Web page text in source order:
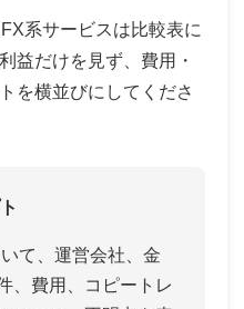
系サービスは比較表に
益だけを見ず、費用・
を横並びにしてくださ
て、運営会社、金
、費用、コピートレ